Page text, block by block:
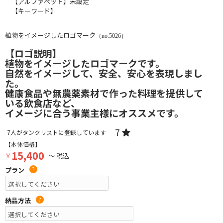
【キーワード】
植物をイメージしたロゴマーク （no.5026）
【ロゴ説明】
植物をイメージしたロゴマークです。
自然をイメージして、安全、安心を表現しまし
た。
健康食品や無農薬素材で作った料理を提供して
いる飲食店など、
イメージに合う事業主様にオススメです。
7人がタンクリストに登録しています 7
【本体価格】
￥ 15,400 ～ 税込
プラン
?
納品方法 ?